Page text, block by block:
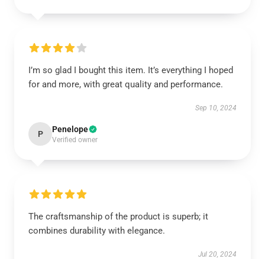
I’m so glad I bought this item. It’s everything I hoped
for and more, with great quality and performance.
Sep 10, 2024
P Penelope
Verified owner
The craftsmanship of the product is superb; it
combines durability with elegance.
Jul 20, 2024